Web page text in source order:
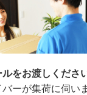
をお渡しくださ
バーが集荷に伺い